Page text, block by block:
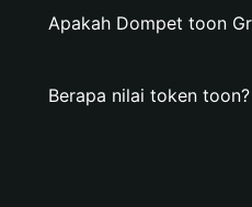
Apakah Dompet toon
Berapa nilai token toon?